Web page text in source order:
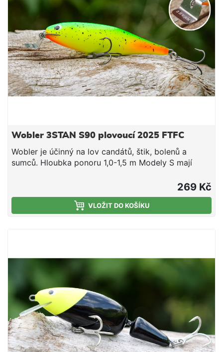
konkurencí! Technické údaje: Délka: 100 mm
Hmotnost: 22 g Hloubka ponoru: 0,3 - 0,8 m
Wobler 3STAN S90 plovoucí 2025 FTFC
Wobler je účinný na lov candátů, štik, bolenů a
sumců. Hloubka ponoru 1,0-1,5 m Modely S mají
frekvence (agresivní chod) s menší amplitudou.
Nástraha je osazena 3D očima a dvěma kvalitními
trojháčky značky IchikawaKamakiri #4 vyrobenými v
Vyzkoušejte slovenský wobler, který snese srovnání
s nejdražší japonskou konkurencí!
269 Kč
VLOŽIT DO KOŠÍKU